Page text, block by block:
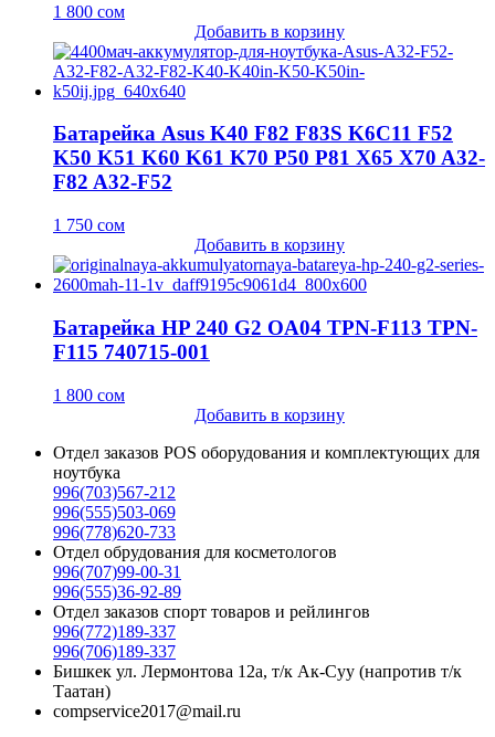
1 800 сом
Добавить в корзину
Батарейка Asus K40 F82 F83S K6C11 F52
K50 K51 K60 K61 K70 P50 P81 X65 X70 A32-
F82 A32-F52
1 750 сом
Добавить в корзину
Батарейка HP 240 G2 OA04 TPN-F113 TPN-
F115 740715-001
1 800 сом
Добавить в корзину
Отдел заказов POS оборудования и комплектующих для
ноутбука
996(703)567-212
996(555)503-069
996(778)620-733
Отдел обрудования для косметологов
996(707)99-00-31
996(555)36-92-89
Отдел заказов спорт товаров и рейлингов
996(772)189-337
996(706)189-337
Бишкек ул. Лермонтова 12а, т/к Ак-Суу (напротив т/к
Таатан)
compservice2017@mail.ru